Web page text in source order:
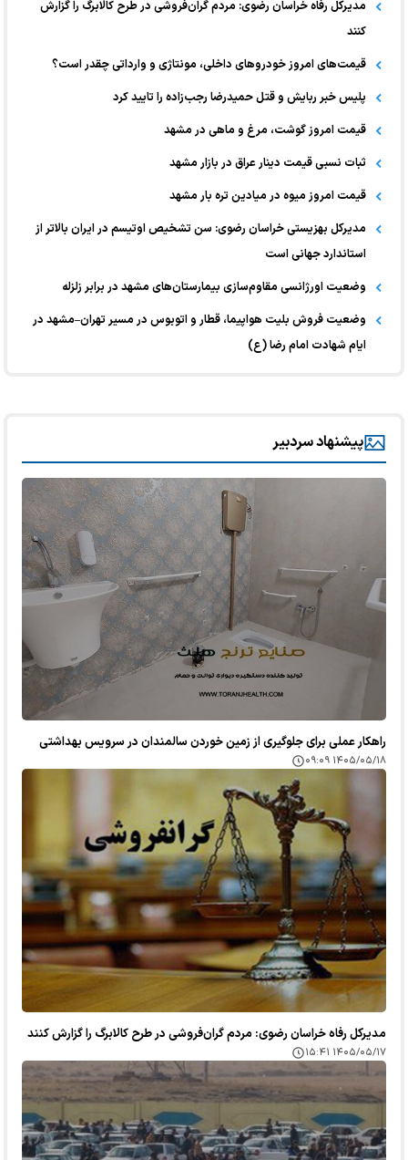
مدیرکل رفاه خراسان رضوی: مردم گران‌فروشی در طرح کالابرگ را گزارش
کنند
قیمت‌های امروز خودرو‌های داخلی، مونتاژی و وارداتی چقدر است؟
پلیس خبر ربایش و قتل حمیدرضا رجب‌زاده را تایید کرد
قیمت امروز گوشت، مرغ و ماهی در مشهد
ثبات نسبی قیمت دینار عراق در بازار مشهد
قیمت امروز میوه در میادین تره بار مشهد
مدیرکل بهزیستی خراسان رضوی: سن تشخیص اوتیسم در ایران بالاتر از
استاندارد جهانی است
وضعیت اورژانسی مقاوم‌سازی بیمارستان‌های مشهد در برابر زلزله
وضعیت فروش بلیت هواپیما، قطار و اتوبوس در مسیر تهران–مشهد در
ایام شهادت امام رضا (ع)
پیشنهاد سردبیر
راهکار عملی برای جلوگیری از زمین خوردن سالمندان در سرویس بهداشتی
۱۴۰۵/۰۵/۱۸ ۰۹:۰۹
مدیرکل رفاه خراسان رضوی: مردم گران‌فروشی در طرح کالابرگ را گزارش کنند
۱۴۰۵/۰۵/۱۷ ۱۵:۴۱